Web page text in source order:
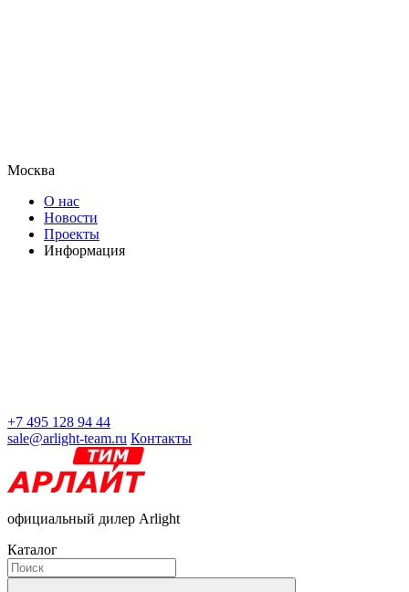
Москва
О нас
Новости
Проекты
Информация
+7 495 128 94 44
sale@arlight-team.ru Контакты
официальный дилер Arlight
Каталог